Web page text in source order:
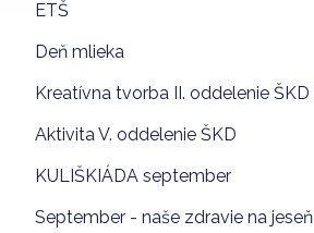
ETŠ
Deň mlieka
Kreatívna tvorba II. oddelenie ŠKD
Aktivita V. oddelenie ŠKD
KULIŠKIÁDA september
September - naše zdravie na jeseň